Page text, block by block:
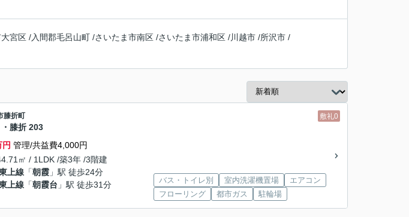
宮区 /入間郡毛呂山町 /さいたま市南区 /さいたま市浦和区 /川越市 /所沢市 /
敷礼0
膝折町
・膝折 203
円 管理/共益費4,000円
㎡ / 1LDK /築3年 /3階建
上線 「朝霞 」駅 徒歩24分
上線 「朝霞台 」駅 徒歩31分 バス・トイレ別 室内洗濯機置場
エアコン
フローリング
都市ガス 駐輪場